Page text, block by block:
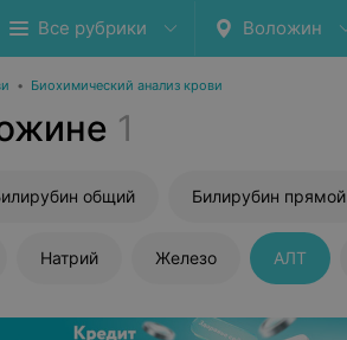
Все рубрики Воложин
• Биохимический анализ крови
1
общий Билирубин прямой
Натрий Железо АЛТ